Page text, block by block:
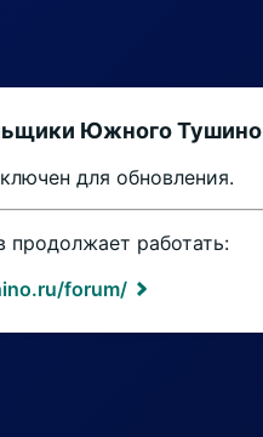
Южного Тушино
для обновления.
работать:
forum/